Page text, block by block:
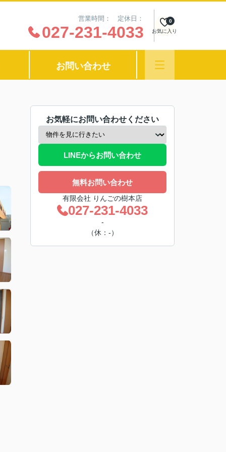
営業時間： 定休日：
027-231-4033 お気に入り
0
お問い合わせ
お気軽にお問い合わせください
LINEからお問い合わせ
無料お問い合わせ
有限会社 りんごの樹本店
027-231-4033
-
（休：-）